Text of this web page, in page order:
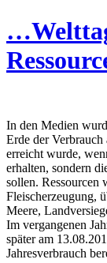
In den Medien
Erde der Verbrauch
erreicht wurde,
erhalten, sondern
sollen. Ressourcen
Fleischerzeugung,
Meere,
Im vergangenen
später am
Jahresverbrauch